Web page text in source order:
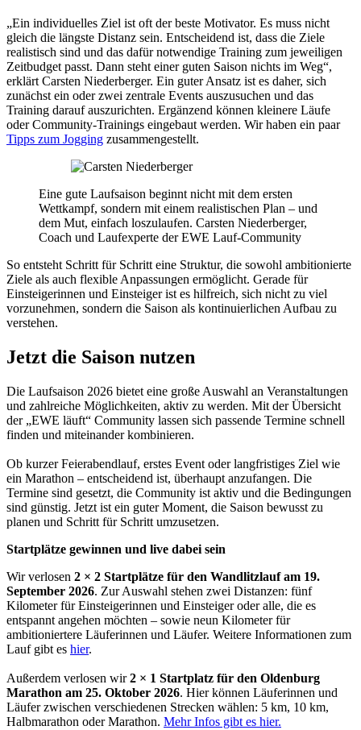
„Ein individuelles Ziel ist oft der beste Motivator. Es muss nicht
gleich die längste Distanz sein. Entscheidend ist, dass die Ziele
realistisch sind und das dafür notwendige Training zum jeweiligen
Zeitbudget passt. Dann steht einer guten Saison nichts im Weg“,
erklärt Carsten Niederberger. Ein guter Ansatz ist es daher, sich
zunächst ein oder zwei zentrale Events auszusuchen und das
Training darauf auszurichten. Ergänzend können kleinere Läufe
oder Community-Trainings eingebaut werden. Wir haben ein paar
Tipps zum Jogging zusammengestellt.
Eine gute Laufsaison beginnt nicht mit dem ersten
Wettkampf, sondern mit einem realistischen Plan – und
dem Mut, einfach loszulaufen. Carsten Niederberger,
Coach und Laufexperte der EWE Lauf-Community
So entsteht Schritt für Schritt eine Struktur, die sowohl ambitionierte
Ziele als auch flexible Anpassungen ermöglicht. Gerade für
Einsteigerinnen und Einsteiger ist es hilfreich, sich nicht zu viel
vorzunehmen, sondern die Saison als kontinuierlichen Aufbau zu
verstehen.
Jetzt die Saison nutzen
Die Laufsaison 2026 bietet eine große Auswahl an Veranstaltungen
und zahlreiche Möglichkeiten, aktiv zu werden. Mit der Übersicht
der „EWE läuft“ Community lassen sich passende Termine schnell
finden und miteinander kombinieren.
Ob kurzer Feierabendlauf, erstes Event oder langfristiges Ziel wie
ein Marathon – entscheidend ist, überhaupt anzufangen. Die
Termine sind gesetzt, die Community ist aktiv und die Bedingungen
sind günstig. Jetzt ist ein guter Moment, die Saison bewusst zu
planen und Schritt für Schritt umzusetzen.
Startplätze gewinnen und live dabei sein
Wir verlosen 2 × 2 Startplätze für den Wandlitzlauf am 19.
September 2026. Zur Auswahl stehen zwei Distanzen: fünf
Kilometer für Einsteigerinnen und Einsteiger oder alle, die es
entspannt angehen möchten – sowie neun Kilometer für
ambitioniertere Läuferinnen und Läufer. Weitere Informationen zum
Lauf gibt es hier.
Außerdem verlosen wir2 × 1 Startplatz für den Oldenburg
Marathon am 25. Oktober 2026. Hier können Läuferinnen und
Läufer zwischen verschiedenen Strecken wählen: 5 km, 10 km,
Halbmarathon oder Marathon. Mehr Infos gibt es hier.